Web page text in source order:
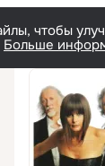
чтобы
Больше